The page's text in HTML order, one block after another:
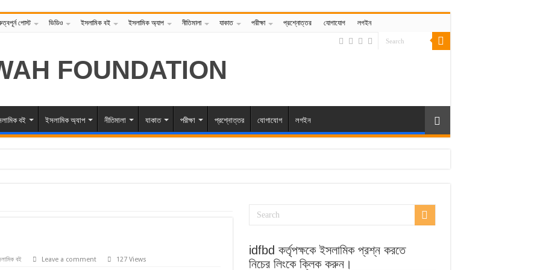
পোস্ট ভিডিও ইসলামিক বই ইসলামিক অ্যাপ নীতিমালা যাকাত পরীক্ষা প্রশ্নোত্তর যোগাযোগ লগইন
বই ইসলামিক অ্যাপ নীতিমালা যাকাত পরীক্ষা প্রশ্নোত্তর যোগাযোগ লগইন
বই Leave a comment 127 Views
idfbd কর্তৃপক্ষকে ইসলামিক প্রশ্ন করতে
নিচের লিংকে ক্লিক করুন।